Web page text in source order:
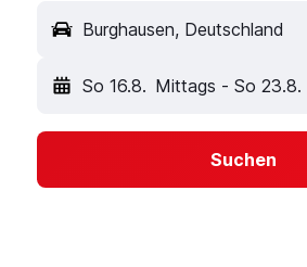
Burghausen, Deutschland
So 16.8. Mittags - So 23.8.
Suchen